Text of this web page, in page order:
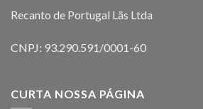
Recanto de Portugal Lãs Ltda
CNPJ: 93.290.591/0001-60
CURTA NOSSA PÁGINA